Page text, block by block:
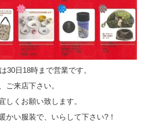
30日18時まで営業です。
ご来店下さい。
しくお願い致します。
かい服装で、いらして下さい?！